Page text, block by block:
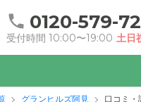
0120-579-
受付時間 10:00〜19:00 土日
グランヒルズ阿見 口コミ・